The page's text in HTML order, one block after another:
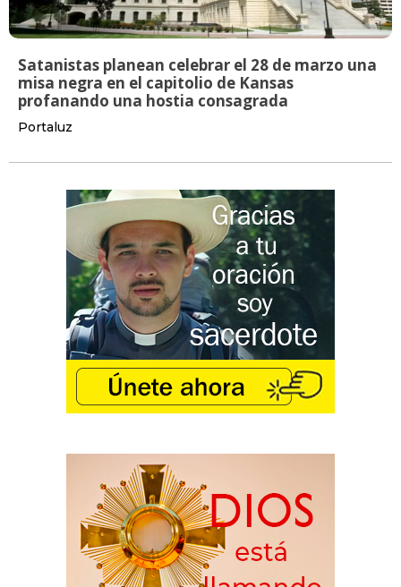
Satanistas planean celebrar el 28 de marzo una
misa negra en el capitolio de Kansas
profanando una hostia consagrada
Portaluz